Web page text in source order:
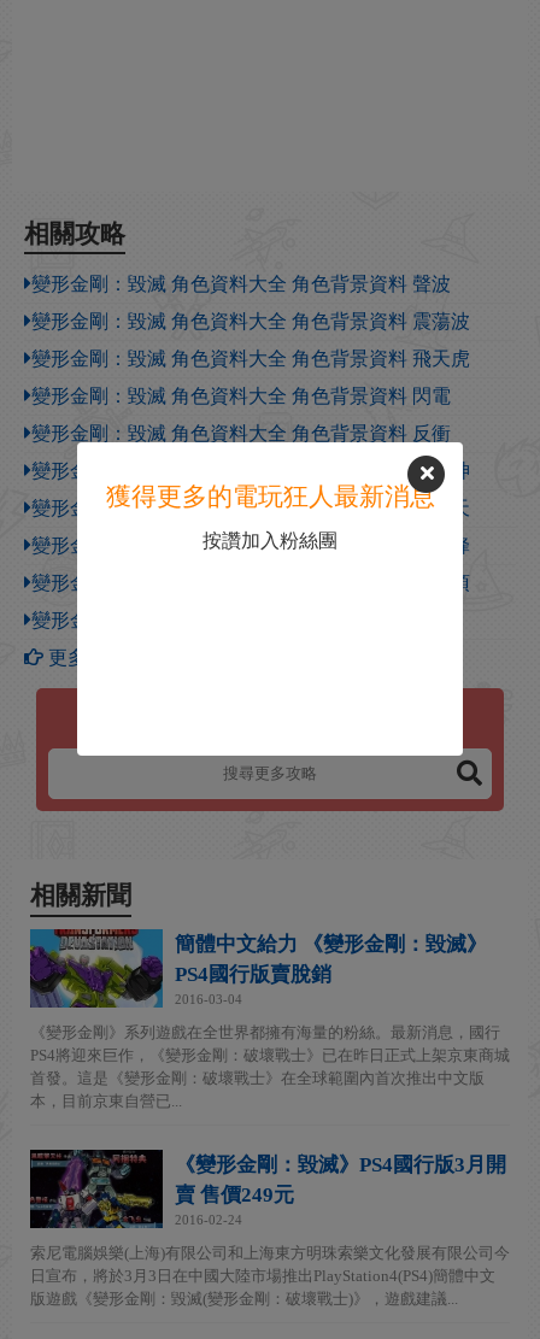
相關攻略
變形金剛：毀滅 角色資料大全 角色背景資料 聲波
變形金剛：毀滅 角色資料大全 角色背景資料 震蕩波
變形金剛：毀滅 角色資料大全 角色背景資料 飛天虎
變形金剛：毀滅 角色資料大全 角色背景資料 閃電
變形金剛：毀滅 角色資料大全 角色背景資料 反衝
變形金剛：毀滅 角色資料大全 角色背景資料 大力神
變形金剛：毀滅 角色資料大全 角色背景資料 威震天
變形金剛：毀滅 角色資料大全 角色背景資料 大黃蜂
變形金剛：毀滅 角色資料大全 角色背景資料 千斤頂
變形金剛：毀滅 角色資料大全 角色背景資料 橫炮
更多【變形金剛：毀滅】攻略
相關新聞
簡體中文給力 《變形金剛：毀滅》
PS4國行版賣脫銷
2016-03-04
《變形金剛》系列遊戲在全世界都擁有海量的粉絲。最新消息，國行
PS4將迎來巨作，《變形金剛：破壞戰士》已在昨日正式上架京東商城
首發。這是《變形金剛：破壞戰士》在全球範圍內首次推出中文版
本，目前京東自營已...
《變形金剛：毀滅》PS4國行版3月開
賣 售價249元
2016-02-24
索尼電腦娛樂(上海)有限公司和上海東方明珠索樂文化發展有限公司今
日宣布，將於3月3日在中國大陸市場推出PlayStation4(PS4)簡體中文
版遊戲《變形金剛：毀滅(變形金剛：破壞戰士)》，遊戲建議...
獲得更多的電玩狂人最新消息
按讚加入粉絲團